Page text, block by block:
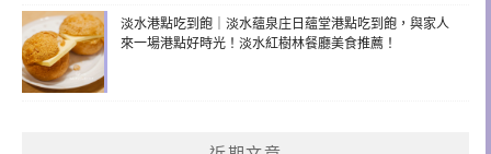
淡水港點吃到飽｜淡水蘊泉庄日蘊堂港點吃到飽，與家人
來一場港點好時光！淡水紅樹林餐廳美食推薦！